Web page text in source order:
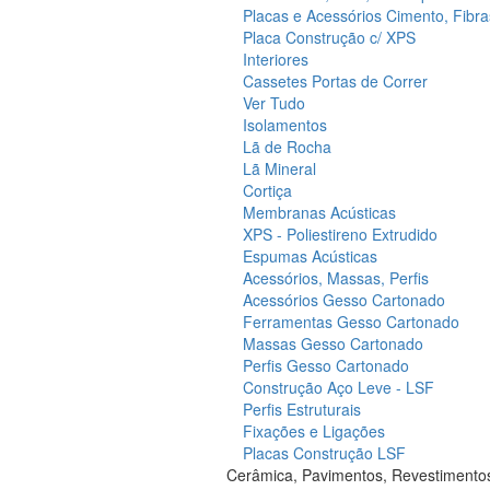
Placas e Acessórios Cimento,
Placa Construção c/ XPS
Interiores
Cassetes Portas de Correr
Ver Tudo
Isolamentos
Lã de Rocha
Lã Mineral
Cortiça
Membranas Acústicas
XPS - Poliestireno Extrudido
Espumas Acústicas
Acessórios, Massas, Perfis
Acessórios Gesso Cartonado
Ferramentas Gesso Cartonado
Massas Gesso Cartonado
Perfis Gesso Cartonado
Construção Aço Leve - LSF
Perfis Estruturais
Fixações e Ligações
Placas Construção LSF
Cerâmica, Pavimentos,